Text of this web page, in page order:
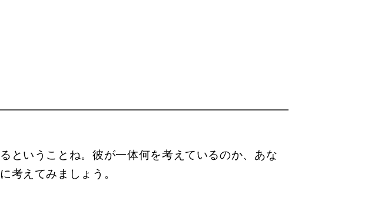
ということね。彼が一体何を考えているのか、あな
考えてみましょう。